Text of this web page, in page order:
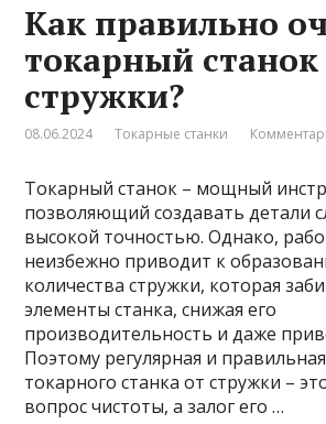
Как правильно
токарный станок
стружки?
08.06.2024 Токарные станки
Токарный станок – мощный
позволяющий создавать детали
высокой точностью. Однако,
неизбежно приводит к
количества стружки, которая
элементы станка, снижая его
производительность и даже
Поэтому регулярная и
токарного станка от стружки –
вопрос чистоты, а залог его …